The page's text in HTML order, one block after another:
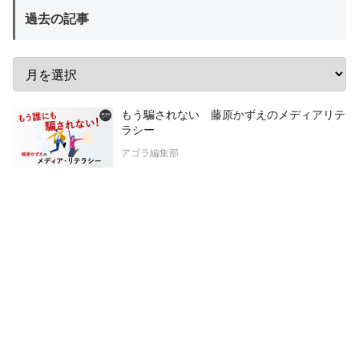
過去の記事
もう騙されない 藤原かずえのメディアリテ
ラシー
アゴラ編集部